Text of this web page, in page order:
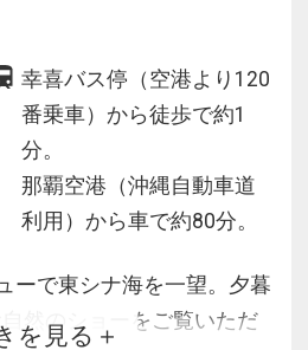
幸喜バス停（空港より120
番乗車）から徒歩で約1
分。
那覇空港（沖縄自動車道
利用）から車で約80分。
ーで東シナ海を一望。夕暮
然のショーをご覧いただ
を見る